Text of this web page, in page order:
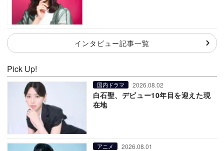
インタビュー記事一覧
Pick Up!
国内ドラマ 2026.08.02
白石聖、デビュー10年目を迎えた現
在地
アニメ 2026.08.01